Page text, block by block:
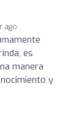
ago
es
manera
y